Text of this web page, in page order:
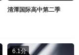
清潭国际高中第二季
6.1分